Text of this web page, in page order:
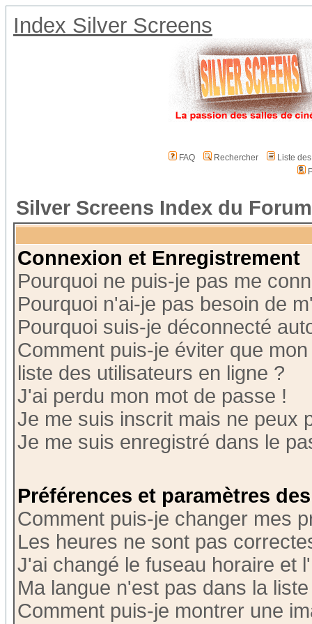
Index Silver Screens
FAQ Rechercher
Liste
Silver Screens Index du Forum
Connexion et Enregistrement
Pourquoi ne puis-je pas me
Pourquoi n'ai-je pas besoin de
Pourquoi suis-je déconnecté
Comment puis-je éviter que
liste des utilisateurs en ligne ?
J'ai perdu mon mot de passe !
Je me suis inscrit mais ne peux
Je me suis enregistré dans le
Préférences et paramètres
Comment puis-je changer mes
Les heures ne sont pas
J'ai changé le fuseau horaire et
Ma langue n'est pas dans la
Comment puis-je montrer une